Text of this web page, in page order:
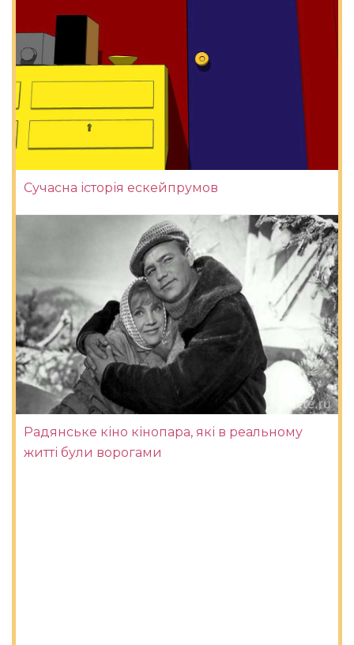
Сучасна історія ескейпрумов
Радянське кіно кінопара, які в реальному
житті були ворогами